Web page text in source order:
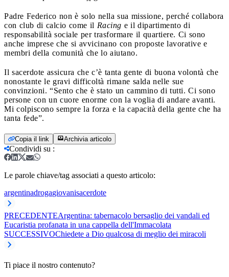
Padre Federico non è solo nella sua missione, perché collabora
con club di calcio come il Racing e il dipartimento di
responsabilità sociale per trasformare il quartiere. Ci sono
anche imprese che si avvicinano con proposte lavorative e
membri della comunità che lo aiutano.
Il sacerdote assicura che c’è tanta gente di buona volontà che
nonostante le gravi difficoltà rimane salda nelle sue
convinzioni. “Sento che è stato un cammino di tutti. Ci sono
persone con un cuore enorme con la voglia di andare avanti.
Mi colpiscono sempre la forza e la capacità della gente che ha
tanta fede”.
Copia il link Archivia articolo
Condividi su :
Le parole chiave/tag associati a questo articolo:
argentinadrogagiovanisacerdote
PRECEDENTEArgentina: tabernacolo bersaglio dei vandali ed
Eucaristia profanata in una cappella dell'Immacolata
SUCCESSIVOChiedete a Dio qualcosa di meglio dei miracoli
Ti piace il nostro contenuto?